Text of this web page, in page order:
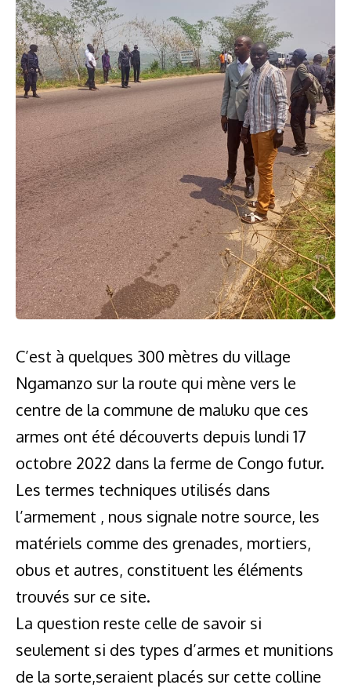
C’est à quelques 300 mètres du village
Ngamanzo sur la route qui mène vers le
centre de la commune de maluku que ces
armes ont été découverts depuis lundi 17
octobre 2022 dans la ferme de Congo futur.
Les termes techniques utilisés dans
l’armement , nous signale notre source, les
matériels comme des grenades, mortiers,
obus et autres, constituent les éléments
trouvés sur ce site.
La question reste celle de savoir si
seulement si des types d’armes et munitions
de la sorte,seraient placés sur cette colline